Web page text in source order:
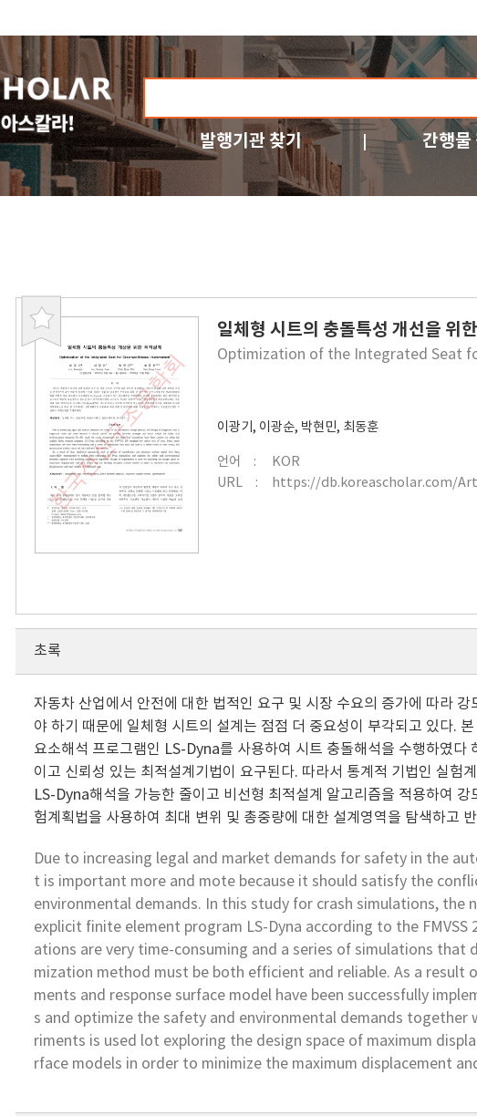
발행기관 찾기 간행물
북
일체형 시트의 충돌특성 개선을 위
Optimization of the Integrated Seat
이광기, 이광순, 박현민, 최동훈
언어
KOR
URL
https://db.koreascholar.com/
초록
자동차 산업에서 안전에 대한 법적인 요구 및 시장 수요의 증가에 따라
야 하기 때문에 일체형 시트의 설계는 점점 더 중요성이 부각되고 있다.
요소해석 프로그램인 LS-Dyna를 사용하여 시트 충돌해석을 수행하였다
이고 신뢰성 있는 최적설계기법이 요구된다. 따라서 통계적 기법인 실험
LS-Dyna해석을 가능한 줄이고 비선형 최적설계 알고리즘을 적용하여
험계획법을 사용하여 최대 변위 및 총중량에 대한 설계영역을 탐색하고
Due to increasing legal and market demands for safety in the
t is important more and mote because it should satisfy the
environmental demands. In this study for crash simulations, the
explicit finite element program LS-Dyna according to the
ations are very time-consuming and a series of simulations
mization method must be both efficient and reliable. As a result
ments and response surface model have been successfully
s and optimize the safety and environmental demands
riments is used lot exploring the design space of maximum
rface models in order to minimize the maximum displacement